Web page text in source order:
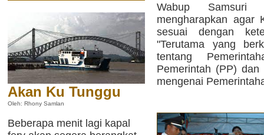
Akan Ku Tunggu
Oleh: Rhony Samlan
Beberapa menit lagi kapal
Wabup Samsuri
mengharapkan agar
sesuai dengan
"Terutama yang
tentang
Pemerintah (PP)
mengenai